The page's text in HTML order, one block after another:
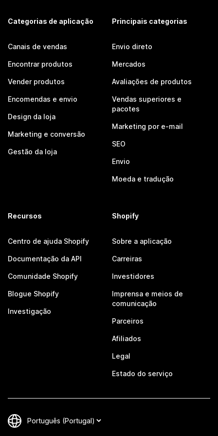
Categorias de aplicação
Canais de vendas
Encontrar produtos
Vender produtos
Encomendas e envio
Design da loja
Marketing e conversão
Gestão da loja
Principais categorias
Envio direto
Mercados
Avaliações de produtos
Vendas superiores e
pacotes
Marketing por e-mail
SEO
Envio
Moeda e tradução
Recursos
Centro de ajuda Shopify
Documentação da API
Comunidade Shopify
Blogue Shopify
Investigação
Shopify
Sobre a aplicação
Carreiras
Investidores
Imprensa e meios de
comunicação
Parceiros
Afiliados
Legal
Estado do serviço